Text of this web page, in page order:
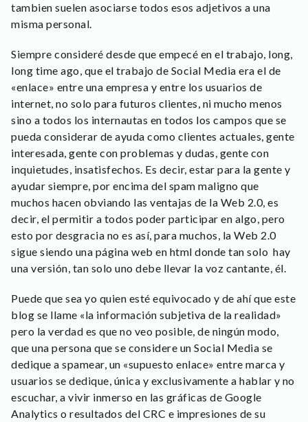
tambien suelen asociarse todos esos adjetivos a una
misma personal.
Siempre consideré desde que empecé en el trabajo, long,
long time ago, que el trabajo de Social Media era el de
«enlace» entre una empresa y entre los usuarios de
internet, no solo para futuros clientes, ni mucho menos
sino a todos los internautas en todos los campos que se
pueda considerar de ayuda como clientes actuales, gente
interesada, gente con problemas y dudas, gente con
inquietudes, insatisfechos. Es decir, estar para la gente y
ayudar siempre, por encima del spam maligno que
muchos hacen obviando las ventajas de la Web 2.0, es
decir, el permitir a todos poder participar en algo, pero
esto por desgracia no es así, para muchos, la Web 2.0
sigue siendo una página web en html donde tan solo hay
una versión, tan solo uno debe llevar la voz cantante, él.
Puede que sea yo quien esté equivocado y de ahí que este
blog se llame «la información subjetiva de la realidad»
pero la verdad es que no veo posible, de ningún modo,
que una persona que se considere un Social Media se
dedique a spamear, un «supuesto enlace» entre marca y
usuarios se dedique, única y exclusivamente a hablar y no
escuchar, a vivir inmerso en las gráficas de Google
Analytics o resultados del CRC e impresiones de su